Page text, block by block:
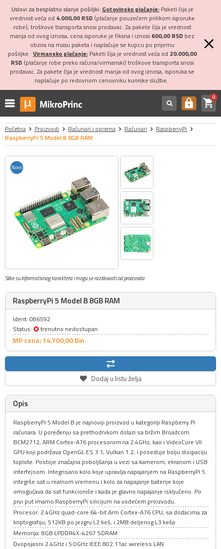
Uslovi za besplatno slanje pošiljki: Gotovinsko plaćanje:Paketi čija je
vrednost veća od 4.000,00 RSD (plaćanje pouzećem prilikom isporuke
robe), troškove transporta snosi prodavac. Za pakete čija je vrednost
manja od ovog iznosa, cena isporuke je fiksna i iznosi 600,00 RSD bez
obzira na masu paketa i naplaćuje se kupcu po prijemu
pošiljke. Virmansko plaćanje:Paketi čija je vrednost veća od 20.000,00
RSD (plaćanje robe preko računa/virmanski) troškove transporta snosi
prodavac. Za pakete čija je vrednost manja od ovog iznosa, isporuka se
naplaćuje po redovnom cenovniku kurirske službe.
https shopping_cart0
Početna Proizvodi Računari i oprema Računari
RaspberryPi
RaspberryPi 5 Model B 8GB RAM
Novo
Slike su informativnog karaktera i mogu se razlikovati od proizvoda
RaspberryPi 5 Model B 8GB RAM
Ident: 086592
Status:
trenutno nedostupan
MP cena: 14.700,00Din
Dodaj u listu želja
Opis
RaspberryPi 5 Model B je najnoviji proizvod u kategoriji Raspberry Pi
računara. U poređenju sa prethodnikom dolazi sa bržim Broadcom
BCM2712, ARM Cortex-A76 procesorom na 2.4GHz, kao i VideoCore VII
GPU koji podržava OpenGL ES 3.1, Vulkan 1.2, i poseduje bolju disipaciju
toplote. Postoje značajna poboljšanja u vezi sa kamerom, ekranom i USB
interfejsom. Integrisano kolo koje upravlja napajanjem na RaspberryPi 5
integrše sat u realnom vremenu i kolo za napajanje baterije koje
omogućava da sat funkcioniše i kada je glavno napajanje isključeno. Po
prvi put imamo RaspberryPi silicijum na vodećem proizvodu.
Procesor: 2.4GHz quad-core 64-bit Arm Cortex-A76 CPU, sa dodacima za
kriptografiju, 512KB po jezgru L2 keš, i 2MB deljenog L3 keša
Memorija: 8GB LPDDR4X-4267 SDRAM
Dvopojasni 2.4GHz i 5.0GHz IEEE 802.11ac wireless LAN